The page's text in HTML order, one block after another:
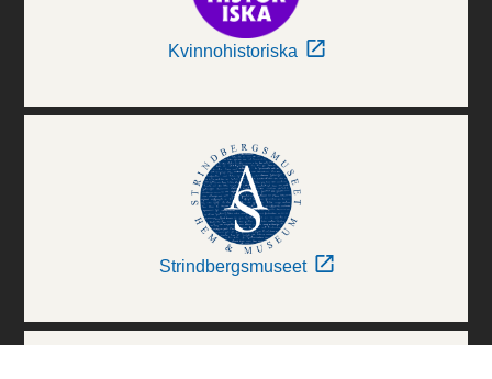
Kvinnohistoriska
Strindbergsmuseet